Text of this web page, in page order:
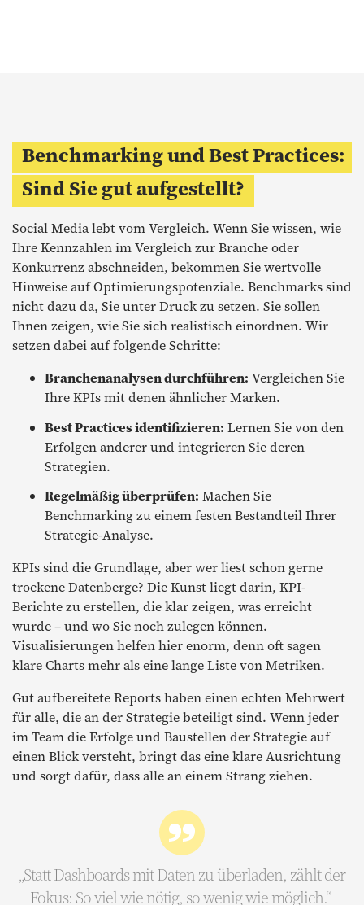
Benchmarking und Best Practices:
Sind Sie gut aufgestellt?
Social Media lebt vom Vergleich. Wenn Sie wissen, wie
Ihre Kennzahlen im Vergleich zur Branche oder
Konkurrenz abschneiden, bekommen Sie wertvolle
Hinweise auf Optimierungspotenziale. Benchmarks sind
nicht dazu da, Sie unter Druck zu setzen. Sie sollen
Ihnen zeigen, wie Sie sich realistisch einordnen. Wir
setzen dabei auf folgende Schritte:
Branchenanalysen durchführen: Vergleichen Sie
Ihre KPIs mit denen ähnlicher Marken.
Best Practices identifizieren: Lernen Sie von den
Erfolgen anderer und integrieren Sie deren
Strategien.
Regelmäßig überprüfen: Machen Sie
Benchmarking zu einem festen Bestandteil Ihrer
Strategie-Analyse.
KPIs sind die Grundlage, aber wer liest schon gerne
trockene Datenberge? Die Kunst liegt darin, KPI-
Berichte zu erstellen, die klar zeigen, was erreicht
wurde – und wo Sie noch zulegen können.
Visualisierungen helfen hier enorm, denn oft sagen
klare Charts mehr als eine lange Liste von Metriken.
Gut aufbereitete Reports haben einen echten Mehrwert
für alle, die an der Strategie beteiligt sind. Wenn jeder
im Team die Erfolge und Baustellen der Strategie auf
einen Blick versteht, bringt das eine klare Ausrichtung
und sorgt dafür, dass alle an einem Strang ziehen.
„Statt Dashboards mit Daten zu überladen, zählt der
Fokus: So viel wie nötig, so wenig wie möglich.“